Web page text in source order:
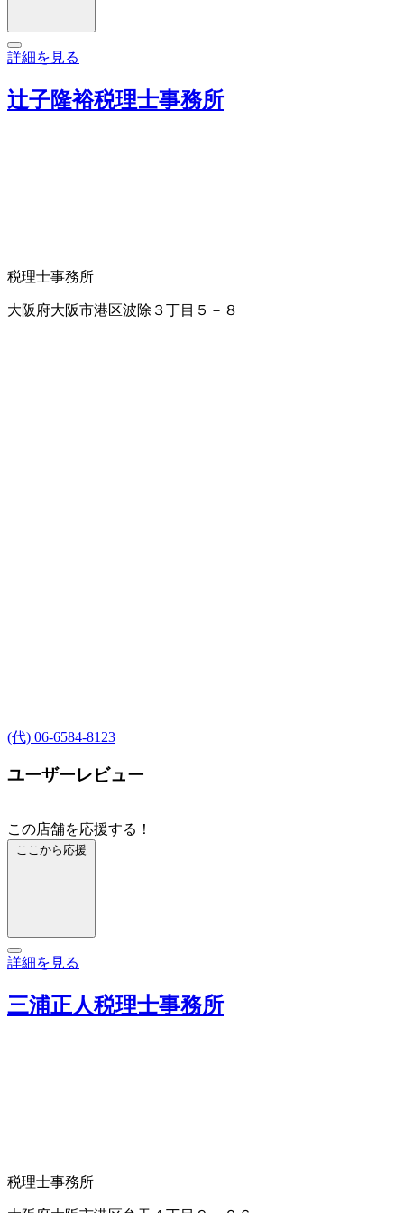
詳細を見る
辻子隆裕税理士事務所
税理士事務所
大阪府大阪市港区波除３丁目５－８
(代) 06-6584-8123
ユーザーレビュー
この店舗を応援する！
ここから応援
詳細を見る
三浦正人税理士事務所
税理士事務所